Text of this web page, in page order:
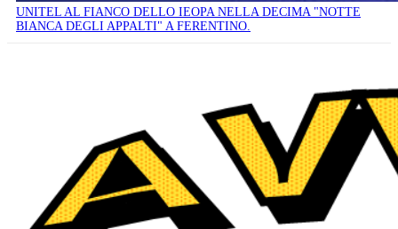
UNITEL AL FIANCO DELLO IEOPA NELLA DECIMA "NOTTE
BIANCA DEGLI APPALTI" A FERENTINO.